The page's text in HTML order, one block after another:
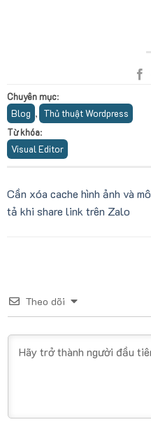
Chuyên mục:
Blog , Thủ thuật Wordpress
Từ khóa:
Visual Editor
Cần xóa cache hình ảnh và mô
tả khi share link trên Zalo
Theo dõi